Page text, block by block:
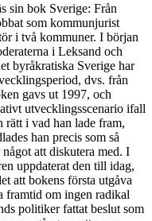
sin bok Sverige: Från
som kommunjurist
i två kommuner. I början
i Leksand och
byråkratiska Sverige har
dvs. från
gavs ut 1997, och
utvecklingsscenario ifall
rätt i vad han lade fram,
han precis som så
att diskutera med. I
uppdaterat den till idag,
att bokens första utgåva
framtid om ingen radikal
politiker fattat beslut som